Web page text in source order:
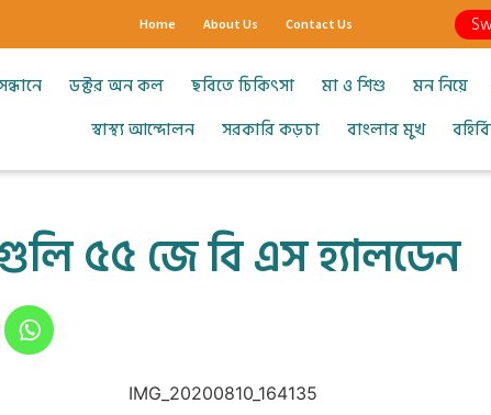
Home About Us Contact Us
ডক্টর অন কল ছবিতে চিকিৎসা মা ও শিশু মন নিয়ে
স্বাস্থ্য আন্দোলন
সরকারি কড়চা বাংলার মুখ
৫৫ জে বি এস হ্যালডেন